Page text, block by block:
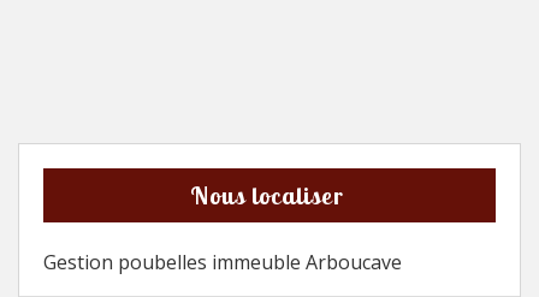
Nous localiser
Gestion poubelles immeuble Arboucave